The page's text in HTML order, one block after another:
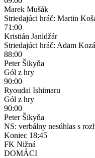
Marek Mušák
Striedajúci hráč: Martin
71:00
Kristián Janidžár
Striedajúci hráč: Adam
88:00
Peter Šikyňa
Gól z hry
90:00
Ryoudai Ishimaru
Gól z hry
90:00
Peter Šikyňa
NS: verbálny nesúhlas s
Koniec 18:45
FK Nižná
DOMÁCI